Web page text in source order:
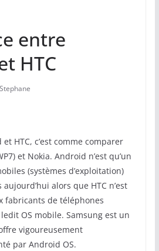
entre
HTC
Stephane
HTC, c’est comme comparer
et Nokia. Android n’est qu’un
(systèmes d’exploitation)
alors que HTC n’est
fabricants de téléphones
OS mobile. Samsung est un
vigoureusement
par Android OS.